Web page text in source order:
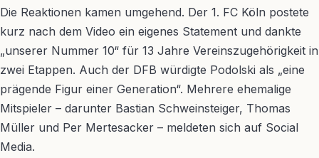
Die Reaktionen kamen umgehend. Der 1. FC Köln postete
kurz nach dem Video ein eigenes Statement und dankte
„unserer Nummer 10“ für 13 Jahre Vereinszugehörigkeit in
zwei Etappen. Auch der DFB würdigte Podolski als „eine
prägende Figur einer Generation“. Mehrere ehemalige
Mitspieler – darunter Bastian Schweinsteiger, Thomas
Müller und Per Mertesacker – meldeten sich auf Social
Media.